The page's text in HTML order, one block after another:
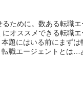
ために。数ある転職
オススメできる転職
題にはいる前にまずは
転職エージェントとは…